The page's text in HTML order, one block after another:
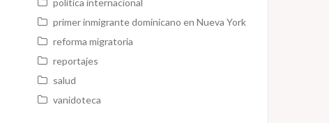
política internacional
primer inmigrante dominicano en Nueva York
reforma migratoria
reportajes
salud
vanidoteca